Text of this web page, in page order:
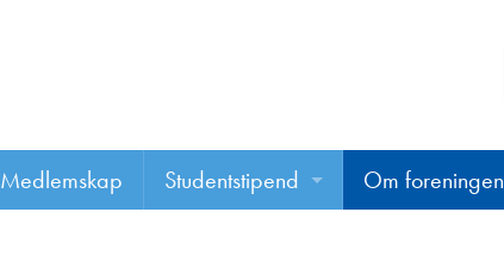
Medlemskap
Studentstipend
Om foreningen